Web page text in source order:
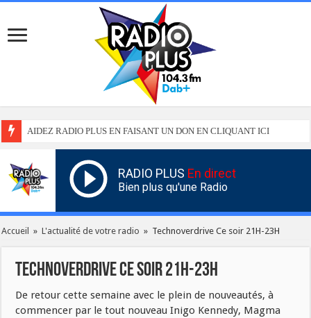
AIDEZ RADIO PLUS EN FAISANT UN DON EN CLIQUANT ICI
RADIO PLUS En direct
Bien plus qu'une Radio
Accueil » L'actualité de votre radio » Technoverdrive Ce soir 21H-23H
Technoverdrive Ce soir 21H-23H
De retour cette semaine avec le plein de nouveautés, à
commencer par le tout nouveau Inigo Kennedy, Magma